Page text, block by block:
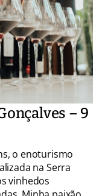
– 9
o enoturismo
na Serra
vinhedos